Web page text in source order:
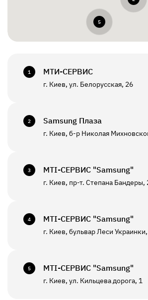
5
1 МТИ-СЕРВИС
г. Киев, ул. Белорусская, 26
+380(44)458-3870
СБ - ВС
Выходной
К данному отделению возможна
2 Samsung Плаза
г. Киев, б-р Николая
+380(44)590-2805
СБ - ВС
Выходной
К данному отделению возможна
3 МТI-СЕРВИС "Samsung"
г. Киев, пр-т. Степана Бандеры,
+380(67)550-7601
4 МТI-СЕРВИС "Samsung"
г. Киев, бульвар Леси
+380(67)550-7639
5 МТI-СЕРВИС "Samsung"
г. Киев, ул. Кильцева дорога, 1